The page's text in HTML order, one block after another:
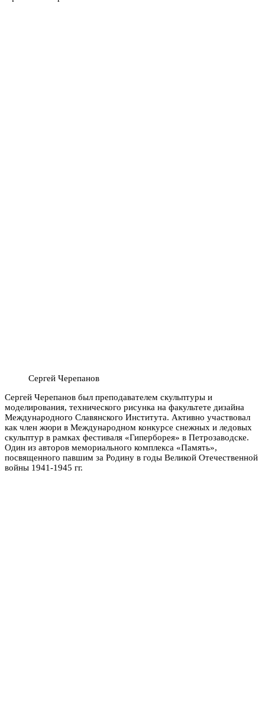
Сергей Черепанов
Сергей Черепанов был преподавателем скульптуры и
моделирования, технического рисунка на факультете дизайна
Международного Славянского Института. Активно участвовал
как член жюри в Международном конкурсе снежных и ледовых
скульптур в рамках фестиваля «Гиперборея» в Петрозаводске.
Один из авторов мемориального комплекса «Память»,
посвященного павшим за Родину в годы Великой Отечественной
войны 1941-1945 гг.